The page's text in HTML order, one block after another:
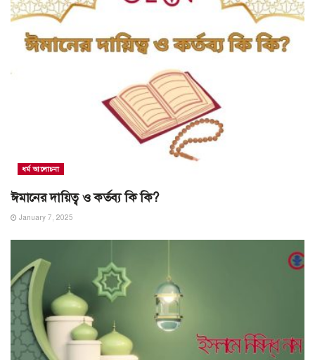
ধর্ম আলোচনা
ঈমানের দায়িত্ব ও কর্তব্য কি কি?
January 7, 2025